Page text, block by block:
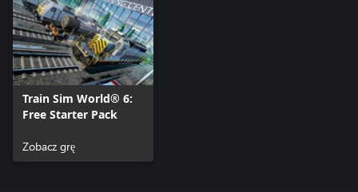
Train Sim World® 6:
Free Starter Pack
Zobacz grę